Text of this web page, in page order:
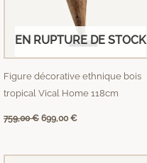
EN RUPTURE DE STOCK
Figure décorative ethnique bois
tropical Vical Home 118cm
759,00€ 699,00€